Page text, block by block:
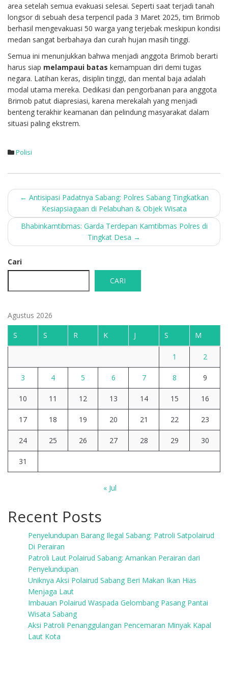
area setelah semua evakuasi selesai. Seperti saat terjadi tanah
longsor di sebuah desa terpencil pada 3 Maret 2025, tim Brimob
berhasil mengevakuasi 50 warga yang terjebak meskipun kondisi
medan sangat berbahaya dan curah hujan masih tinggi.
Semua ini menunjukkan bahwa menjadi anggota Brimob berarti
harus siap melampaui batas kemampuan diri demi tugas
negara. Latihan keras, disiplin tinggi, dan mental baja adalah
modal utama mereka. Dedikasi dan pengorbanan para anggota
Brimob patut diapresiasi, karena merekalah yang menjadi
benteng terakhir keamanan dan pelindung masyarakat dalam
situasi paling ekstrem.
Polisi
Post
navigation
← Antisipasi Padatnya Sabang: Polres Sabang Tingkatkan
Kesiapsiagaan di Pelabuhan & Objek Wisata
Bhabinkamtibmas: Garda Terdepan Kamtibmas Polres di
Tingkat Desa →
Cari
CARI
Agustus 2026
S S R K J S M
1 2
3 4 5 6 7 8 9
10 11 12 13 14 15 16
17 18 19 20 21 22 23
24 25 26 27 28 29 30
31
« Jul
Recent Posts
Penyelundupan Barang Ilegal Sabang: Patroli Satpolairud
Di Perairan
Patroli Laut Polairud Sabang: Amankan Perairan dari
Penyelundupan
Uniknya Aksi Polairud Sabang Beri Makan Ikan Hias
Menjaga Laut
Imbauan Polairud Waspada Gelombang Pasang Pantai
Wisata Sabang
Aksi Patroli Penanggulangan Pencemaran Minyak Kapal
Laut Kota